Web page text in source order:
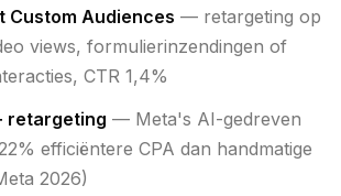
Custom Audiences — retargeting op
views, formulierinzendingen of
CTR 1,4%
retargeting — Meta's AI-gedreven
efficiëntere CPA dan handmatige
2026)